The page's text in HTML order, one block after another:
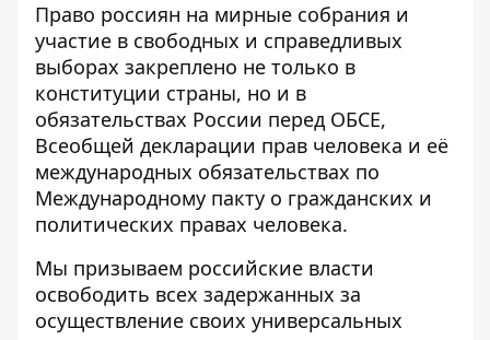
Право россиян на мирные собрания и
участие в свободных и справедливых
выборах закреплено не только в
конституции страны, но и в
обязательствах России перед ОБСЕ,
Всеобщей декларации прав человека и её
международных обязательствах по
Международному пакту о гражданских и
политических правах человека.
Мы призываем российские власти
освободить всех задержанных за
осуществление своих универсальных